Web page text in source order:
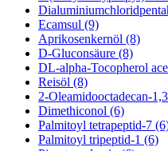
Ecamsul (9)
Aprikosenkernöl (8)
D-Gluconsäure (8)
DL-alpha-Tocopherol
Reisöl (8)
2-Oleamidooctadecan-
Dimethiconol (6)
Palmitoyl tetrapeptid-7
Palmitoyl tripeptid-1 (6)